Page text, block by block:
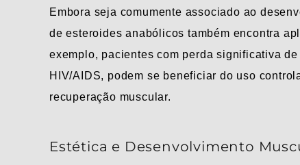
Embora seja comumente associado ao
de esteroides anabólicos também encontra
exemplo, pacientes com perda significativa
HIV/AIDS, podem se beneficiar do uso
recuperação muscular.
Estética e Desenvolvimento